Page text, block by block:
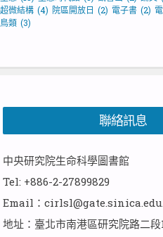
超微結構 (4) 院區開放日 (2) 電子書 (2)
鳥類 (3)
聯絡訊息
中央研究院生命科學圖書館
Tel: +886-2-27899829
Email：
地址：臺北市南港區研究院路二